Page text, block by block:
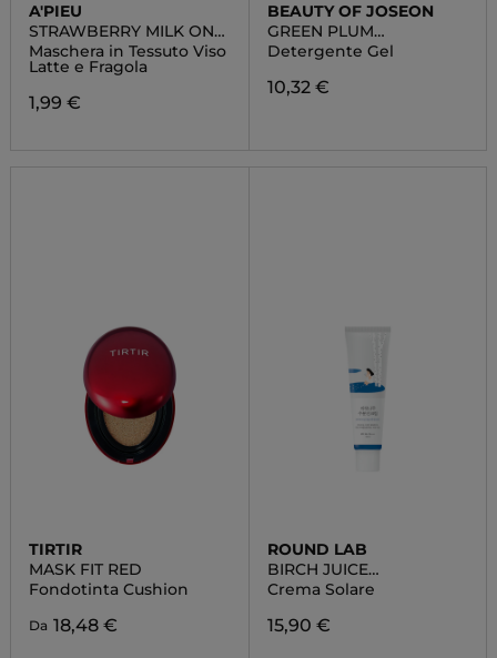
A'PIEU
STRAWBERRY MILK ONE-
PACK
Maschera in Tessuto Viso
Latte e Fragola
1,99 €
BEAUTY OF JOSEON
GREEN PLUM
REFRESHING CLEANSER
Detergente Gel
10,32 €
TIRTIR
MASK FIT RED
Fondotinta Cushion
Da 18,48 €
ROUND LAB
BIRCH JUICE
MOISTURIZING
SUNSCREEN
Crema Solare
15,90 €